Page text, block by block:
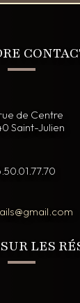
de Centre
Saint-Julien
LES